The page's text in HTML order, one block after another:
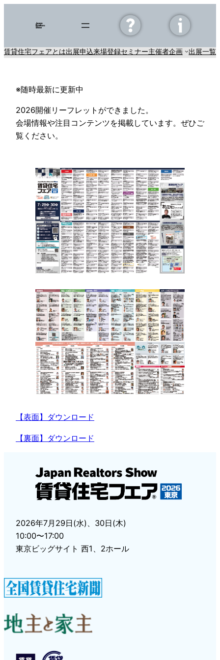
ス
キ
賃貸住宅フェアとは出展申込来場登録セミナー主催者企画 出展一覧
※随時最新に更新中
2026開催リーフレットができました。
会場情報や注目コンテンツを掲載しています。ぜひご
覧ください。
【表面】ダウンロード
【裏面】ダウンロード
2026年7月29日(水)、30日(木)
10:00〜17:00
東京ビッグサイト 西1、2ホール